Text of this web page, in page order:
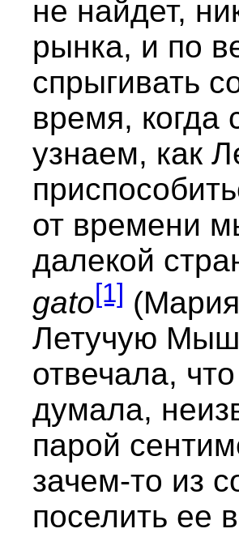
не найдет,
рынка, и по
спрыгивать
время, когда
узнаем, как
от времени
далекой
gato[1] (Мария
Летучую
отвечала,
думала,
парой
зачем-то из
поселить ее